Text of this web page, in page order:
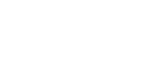
안 강한 비 이어져
치여 사망